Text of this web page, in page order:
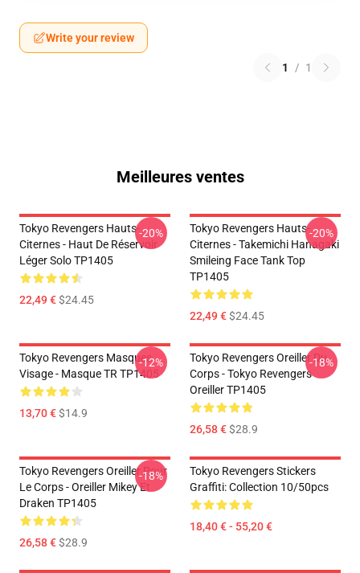
Write your review
1 / 1
Meilleures ventes
Tokyo Revengers Hauts-
Citernes - Haut De Réservoir
Léger Solo TP1405
22,49 €$24.45
-20%
Tokyo Revengers Hauts-
Citernes - Takemichi Hanagaki
Smileing Face Tank Top
TP1405
22,49 €$24.45
-20%
Tokyo Revengers Masques
Visage - Masque TR TP1405
13,70 €$14.9
-12%
Tokyo Revengers Oreiller Du
Corps - Tokyo Revengers
Oreiller TP1405
26,58 €$28.9
-18%
Tokyo Revengers Oreiller Pour
Le Corps - Oreiller Mikey Et
Draken TP1405
26,58 €$28.9
-18%
Tokyo Revengers Stickers
Graffiti: Collection 10/50pcs
18,40 € - 55,20 €